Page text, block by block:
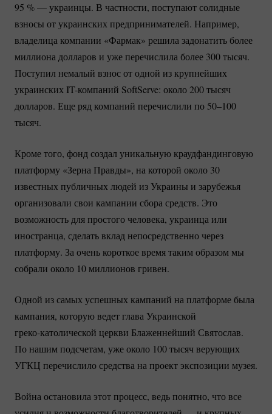
95 %— украинцы. В частности, поступают солидные
взносы от украинских предпринимателей. Например,
владелица компании «Фармак» решила задонатить более
миллиона долларов и уже перечислила более 300 тысяч.
Поступил немалый взнос от одной из крупнейших
украинских IT-компаний SoftServe: около 200 тысяч
долларов. Еще ряд компаний перечислили по 50–100
тысяч.
Кроме того, фонд создал уникальную краудфандинговую
платформу «Зерна Правды», на которой около 30
известных публичных людей из Украины и зарубежья
организовали свои кампании сбора средств. Это
возможность для простого человека, украинца или
иностранца, сделать вклад непосредственно через
платформу. За очень короткое время таким образом мы
собрали около 10 миллионов гривен.
Одной из самых успешных кампаний на платформе была
кампания, которую ведет глава Украинской
греко-католической церкви Блаженнейший Святослав.
По нашим подсчетам, уже около 100 тысяч верующих
УГКЦ перечислило средства на проект экспозиции музея.
Война остановила этот процесс, ведь понятно, что все